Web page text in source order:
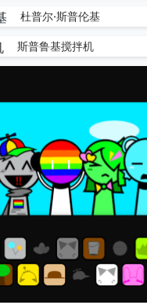
杜普尔·斯普伦基
斯普鲁基搅拌机